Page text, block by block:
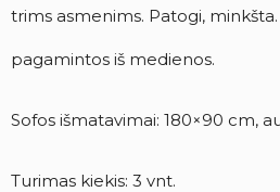
trims asmenims. Patogi,
pagamintos iš medienos.
Sofos išmatavimai: 180×90 cm,
Turimas kiekis: 3 vnt.